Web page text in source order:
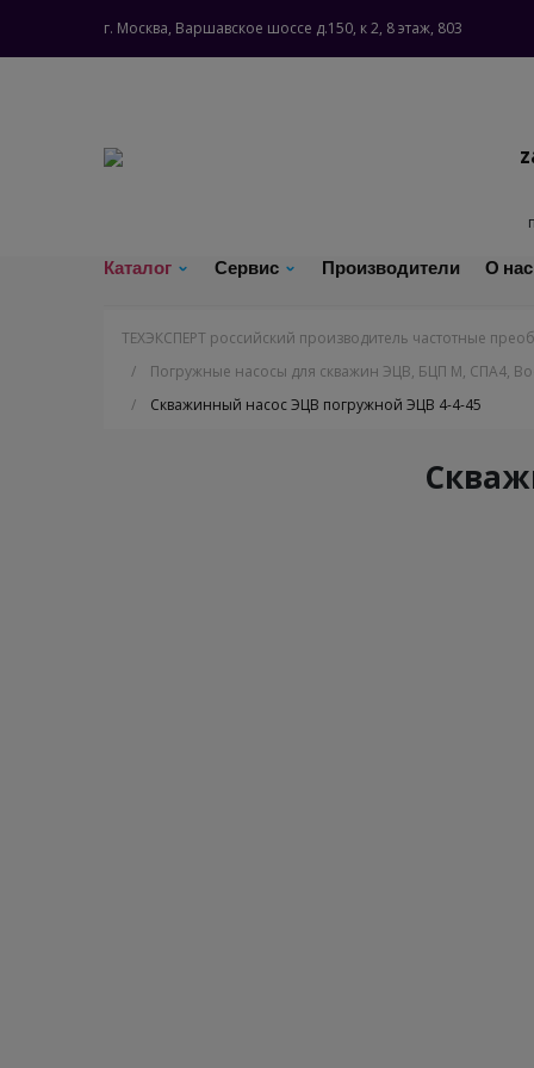
г. Москва, Варшавское шоссе д.150, к 2, 8 этаж, 803
Каталог Сервис Производители О нас
ТЕХЭКСПЕРТ российский производитель частотные
/
Погружные насосы для скважин ЭЦВ, БЦП М, СПА4,
/
Скважинный насос ЭЦВ погружной ЭЦВ 4-4-45